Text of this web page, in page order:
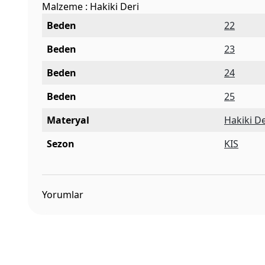
Malzeme : Hakiki Deri
Beden
22
Beden
23
Beden
24
Beden
25
Materyal
Hakiki
Sezon
KIS
Yorumlar